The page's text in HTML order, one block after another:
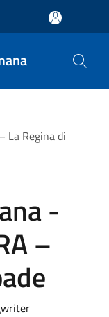
La Regina di
-
–